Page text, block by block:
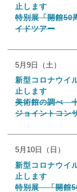
止します
特別展「開館50
イドツアー
5月9日（土）
新型コロナウイ
止します
美術館の調べ
ジョイントコン
5月10日（日）
新型コロナウイ
止します
特別展 「開館